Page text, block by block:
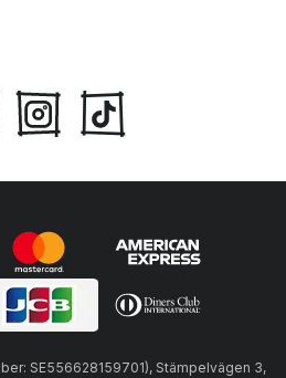
SE556628159701), Stämpelvägen 3,